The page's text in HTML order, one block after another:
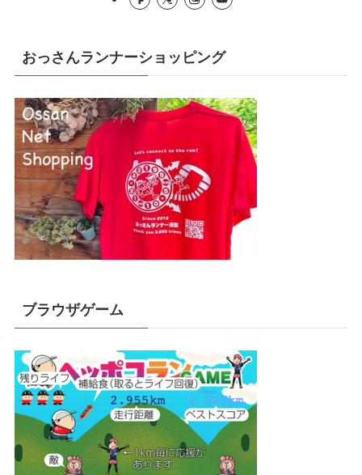
おっさんランナーショッピング
ブラウザゲーム